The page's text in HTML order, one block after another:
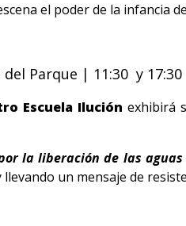
el poder de la infancia
Parque | 11:30 y
Escuela Ilución exhibirá
la liberación de las aguas
un mensaje de